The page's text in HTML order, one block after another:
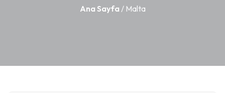
Ana Sayfa / Malta